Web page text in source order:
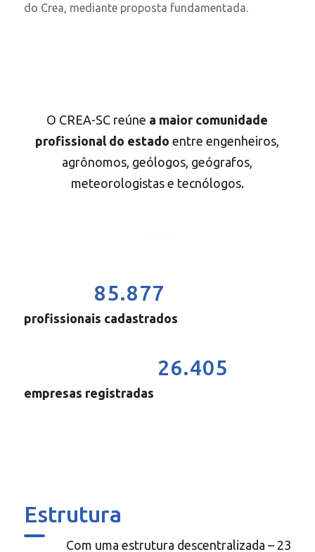
do Crea, mediante proposta fundamentada.
O CREA-SC reúne a maior comunidade
profissional do estado entre engenheiros,
agrônomos, geólogos, geógrafos,
meteorologistas e tecnólogos.
85.877
profissionais cadastrados
26.405
empresas registradas
Estrutura
Com uma estrutura descentralizada – 23